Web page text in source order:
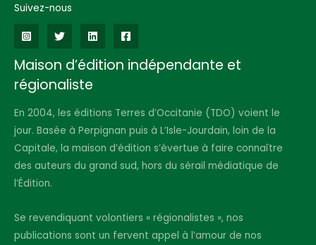
Suivez-nous
Maison d’édition indépendante et
régionaliste
En 2004, les éditions Terres d’Occitanie (TDO) voient le
jour. Basée à Perpignan puis à L’Isle-Jourdain, loin de la
Capitale, la maison d’édition s’évertue à faire connaître
des auteurs du grand sud, hors du sérail médiatique de
l’Édition.
Se revendiquant volontiers « régionalistes », nos
publications sont un fervent appel à l’amour de nos